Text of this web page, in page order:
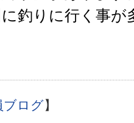
釣りに行く事
ブログ】